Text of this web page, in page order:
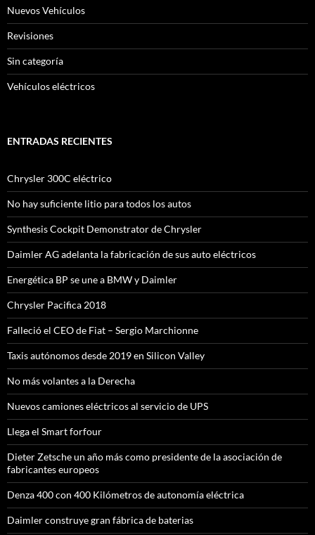
Nuevos Vehículos
Revisiones
Sin categoría
Vehículos eléctricos
ENTRADAS RECIENTES
Chrysler 300C eléctrico
No hay suficiente litio para todos los autos
Synthesis Cockpit Demonstrator de Chrysler
Daimler AG adelanta la fabricación de sus auto eléctricos
Energética BP se une a BMW y Daimler
Chrysler Pacifica 2018
Falleció el CEO de Fiat – Sergio Marchionne
Taxis autónomos desde 2019 en Silicon Valley
No más volantes a la Derecha
Nuevos camiones eléctricos al servicio de UPS
Llega el Smart forfour
Dieter Zetsche un año más como presidente de la asociación de
fabricantes europeos
Denza 400 con 400 Kilómetros de autonomía eléctrica
Daimler construye gran fábrica de baterias